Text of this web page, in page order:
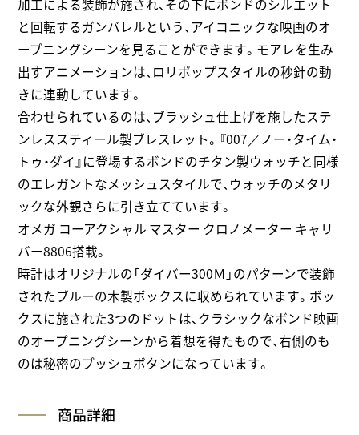
加工による装飾が施され、その下にボンドのシルエット
と回転するガンバレルという、アイコニックな映画のオ
ープニングシーンを見ることができます。モアレを生み
出すアニメーションは、ロリポップスタイルの秒針の動
きに連動しています。
合わせられているのは、ブラッシュ仕上げを施したステ
ンレススティール製ブレスレット。『007／ノー・タイム・
トゥ・ダイ』に登場するボンドのチタン製ウォッチと同様
のエレガントなメッシュスタイルで、ウォッチのメタリ
ックな外観さらに引き立てています。
オメガ コーアクシャル マスター クロノメーター キャリ
バー8806搭載。
時計はオリジナルの「ダイバー300Ｍ」のパターンで装飾
されたブルーの木製ボックスに収められています。ボッ
クスに施された3つのドットは、クラシックなボンド映画
のオープニングシーンから着想を得たもので、右側のも
のは秘密のプッシュボタンになっています。
商品詳細